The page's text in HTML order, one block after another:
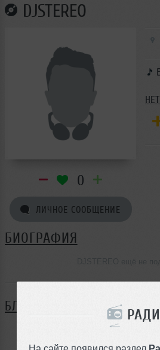
На сайте появился раздел
DJSTEREO
0
ЛИЧНОЕ СООБЩЕНИЕ
БИОГРАФИЯ
БЛОГ